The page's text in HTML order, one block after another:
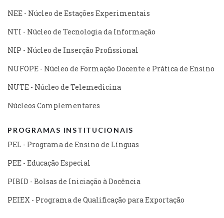
NEE - Núcleo de Estações Experimentais
NTI - Núcleo de Tecnologia da Informação
NIP - Núcleo de Inserção Profissional
NUFOPE - Núcleo de Formação Docente e Prática de Ensino
NUTE - Núcleo de Telemedicina
Núcleos Complementares
PROGRAMAS INSTITUCIONAIS
PEL - Programa de Ensino de Línguas
PEE - Educação Especial
PIBID - Bolsas de Iniciação à Docência
PEIEX - Programa de Qualificação para Exportação